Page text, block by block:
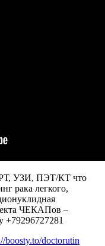
УЗИ, ПЭТ/КТ что
рака легкого,
ЧЕКАПов –
+79296727281
boosty.to/doctorutin